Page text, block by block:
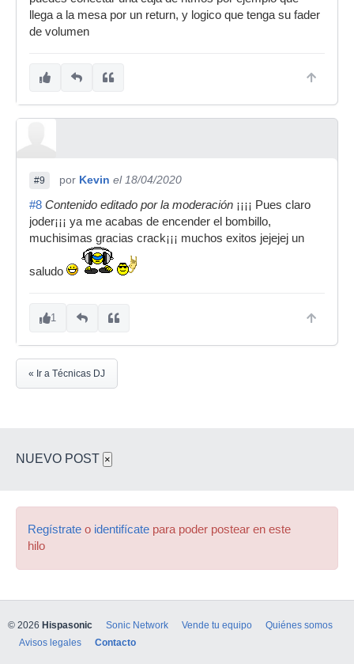
llega a la mesa por un return, y logico que tenga su fader
de volumen
#9 por Kevin el 18/04/2020
#8 Contenido editado por la moderación ¡¡¡¡ Pues claro
joder¡¡¡ ya me acabas de encender el bombillo,
muchisimas gracias crack¡¡¡ muchos exitos jejejej un
saludo
1
« Ir a Técnicas DJ
NUEVO POST ×
Regístrate o identifícate para poder postear en este
hilo
© 2026 Hispasonic Sonic Network Vende tu equipo
Quiénes somos
Avisos legales
Contacto